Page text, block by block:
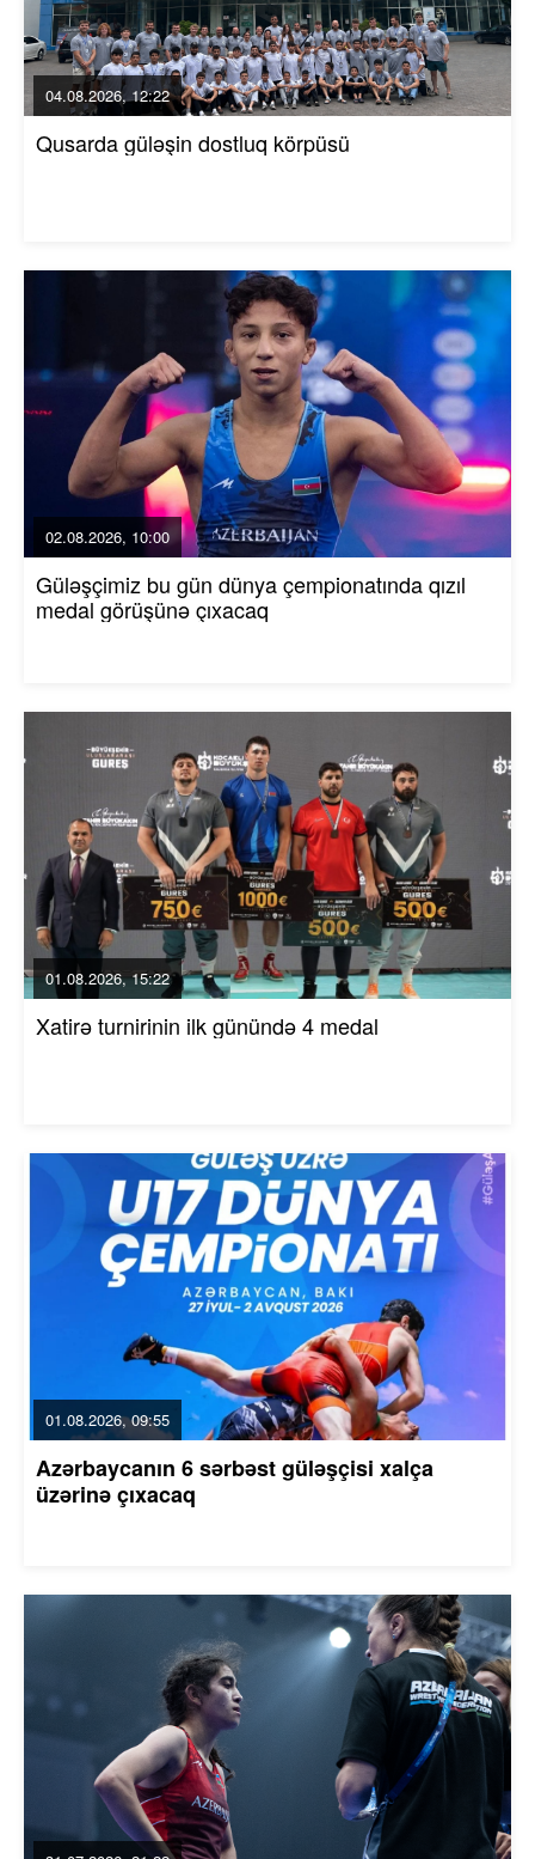
04.08.2026, 12:22
Qusarda güləşin dostluq körpüsü
02.08.2026, 10:00
Güləşçimiz bu gün dünya çempionatında qızıl
medal görüşünə çıxacaq
01.08.2026, 15:22
Xatirə turnirinin ilk günündə 4 medal
01.08.2026, 09:55
Azərbaycanın 6 sərbəst güləşçisi xalça
üzərinə çıxacaq